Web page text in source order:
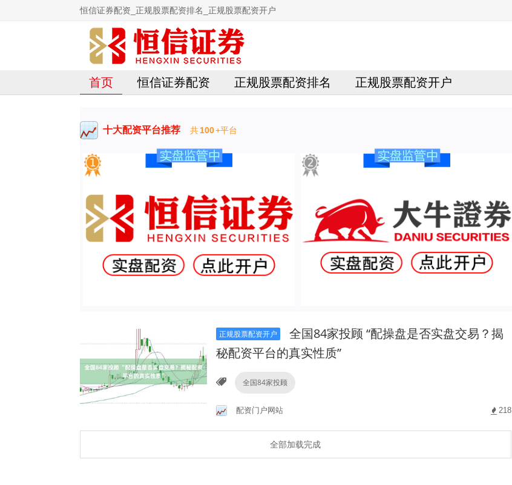
恒信证券配资_正规股票配资排名_正规股票配资开户
首页 恒信证券配资 正规股票配资排名 正规股票配资开户
十大配资平台推荐 共100+平台
正规股票配资开户
全国84家投顾 “配操盘是否实盘交易？揭
秘配资平台的真实性质”
全国84家投顾
配资门户网站 218
全部加载完成